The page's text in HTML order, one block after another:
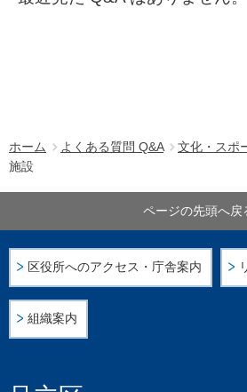
ホーム よくある質問 Q&A 文化・スポ
施設
区役所へのアクセス・庁舎案内
組織案内
ページの先頭へ戻